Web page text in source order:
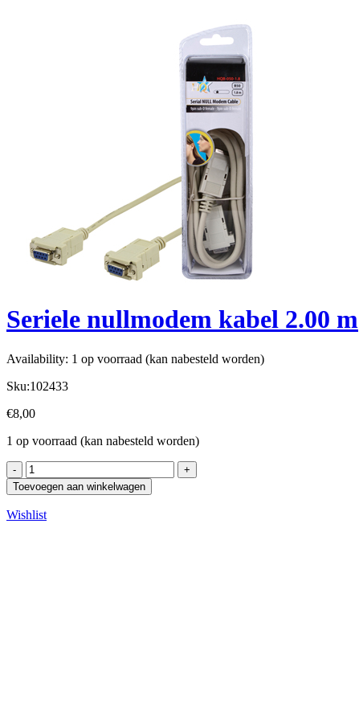
Seriele nullmodem kabel 2.00 m
Availability: 1 op voorraad (kan nabesteld worden)
Sku:102433
€8,00
1 op voorraad (kan nabesteld worden)
Toevoegen aan winkelwagen
Wishlist